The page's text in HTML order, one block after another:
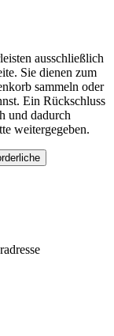
ausschließlich
Sie dienen zum
sammeln oder
Ein Rückschluss
und dadurch
weitergegeben.